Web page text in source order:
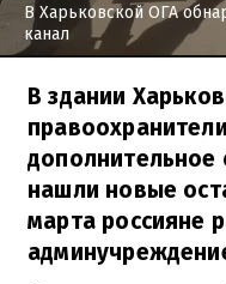
В Харьковской ОГА
канал
В здании
дополнительное
нашли новые
марта россияне